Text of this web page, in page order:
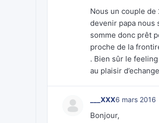
Nous un couple
devenir papa nous
somme donc prêt
proche de la
. Bien sûr le
au plaisir
___XXX6 mars 2016
Bonjour,